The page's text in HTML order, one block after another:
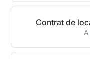
Contrat de